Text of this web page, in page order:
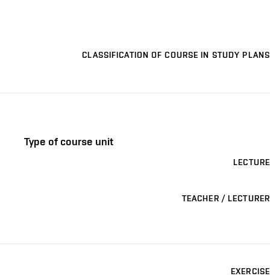
CLASSIFICATION OF COURSE IN STUDY PLANS
Type of course unit
LECTURE
TEACHER / LECTURER
EXERCISE